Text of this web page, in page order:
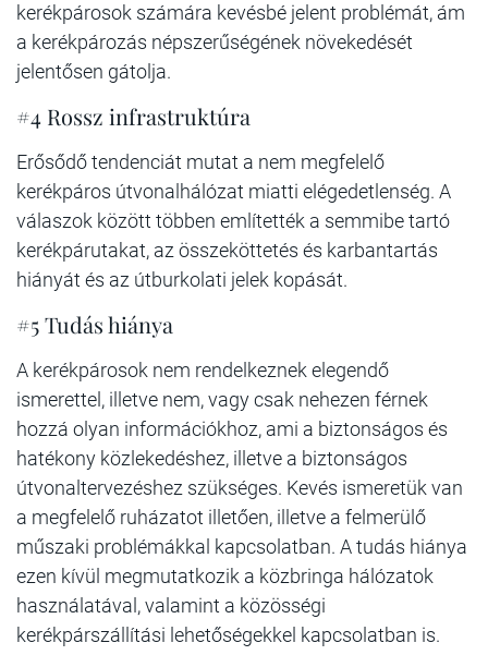
kerékpárosok számára kevésbé jelent problémát, ám
a kerékpározás népszerűségének növekedését
jelentősen gátolja.
#4 Rossz infrastruktúra
Erősődő tendenciát mutat a nem megfelelő
kerékpáros útvonalhálózat miatti elégedetlenség. A
válaszok között többen említették a semmibe tartó
kerékpárutakat, az összeköttetés és karbantartás
hiányát és az útburkolati jelek kopását.
#5 Tudás hiánya
A kerékpárosok nem rendelkeznek elegendő
ismerettel, illetve nem, vagy csak nehezen férnek
hozzá olyan információkhoz, ami a biztonságos és
hatékony közlekedéshez, illetve a biztonságos
útvonaltervezéshez szükséges. Kevés ismeretük van
a megfelelő ruházatot illetően, illetve a felmerülő
műszaki problémákkal kapcsolatban. A tudás hiánya
ezen kívül megmutatkozik a közbringa hálózatok
használatával, valamint a közösségi
kerékpárszállítási lehetőségekkel kapcsolatban is.